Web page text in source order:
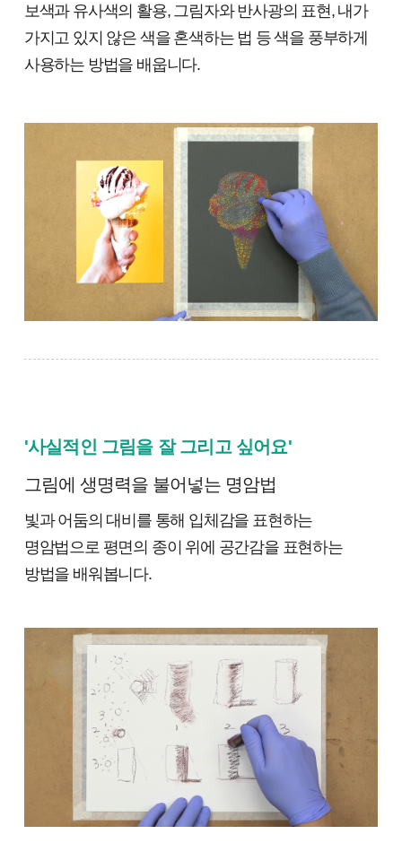
보색과 유사색의 활용, 그림자와 반사광의 표현, 내가
가지고 있지 않은 색을 혼색하는 법 등 색을 풍부하게
사용하는 방법을 배웁니다.
'사실적인 그림을 잘 그리고 싶어요'
그림에 생명력을 불어넣는 명암법
빛과 어둠의 대비를 통해 입체감을 표현하는
명암법으로 평면의 종이 위에 공간감을 표현하는
방법을 배워봅니다.